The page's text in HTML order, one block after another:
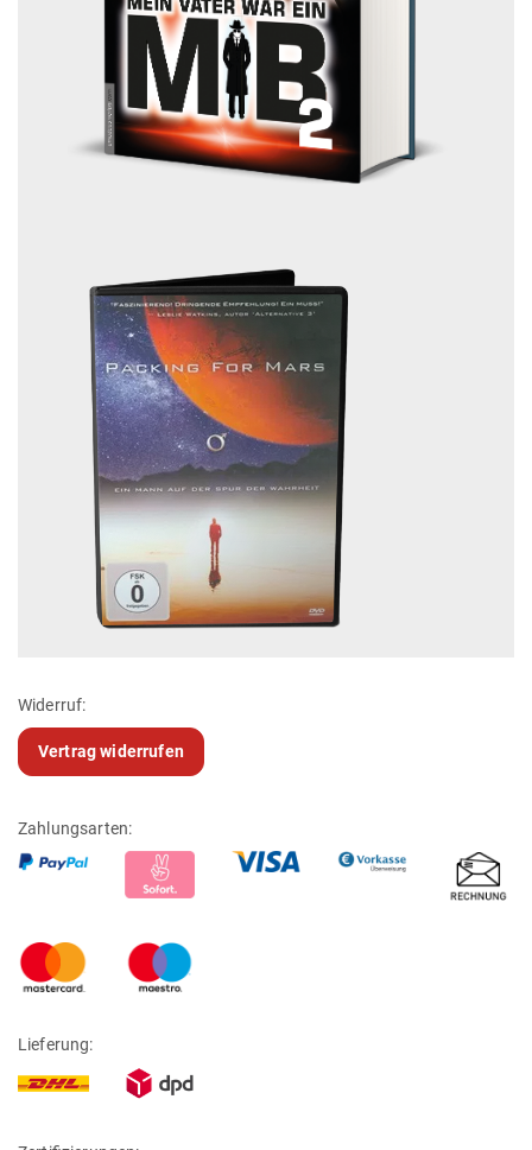
Widerruf:
Vertrag widerrufen
Zahlungsarten:
Lieferung: